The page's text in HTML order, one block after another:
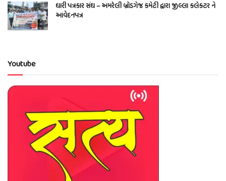
ધારી પત્રકાર સંઘ – અમરેલી બ્રોડગેજ કમેટી દ્વારા જીલ્લા કલેકટર ને
આવેદનપત્ર
Youtube